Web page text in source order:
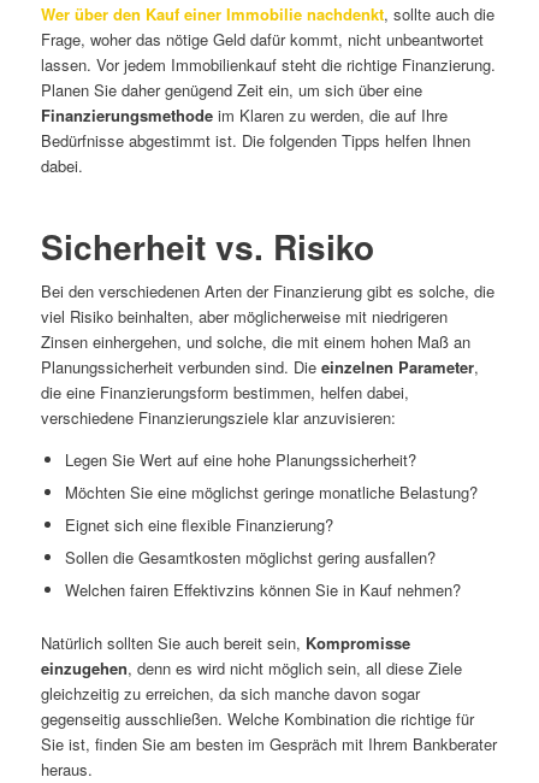
Wer über den Kauf einer Immobilie nachdenkt, sollte auch die
Frage, woher das nötige Geld dafür kommt, nicht unbeantwortet
lassen. Vor jedem Immobilienkauf steht die richtige Finanzierung.
Planen Sie daher genügend Zeit ein, um sich über eine
Finanzierungsmethodeim Klaren zu werden, die auf Ihre
Bedürfnisse abgestimmt ist. Die folgenden Tipps helfen Ihnen
dabei.
Sicherheit vs. Risiko
Bei den verschiedenen Arten der Finanzierung gibt es solche, die
viel Risiko beinhalten, aber möglicherweise mit niedrigeren
Zinsen einhergehen, und solche, die mit einem hohen Maß an
Planungssicherheit verbunden sind. Die einzelnen Parameter,
die eine Finanzierungsform bestimmen, helfen dabei,
verschiedene Finanzierungsziele klar anzuvisieren:
Legen Sie Wert auf eine hohe Planungssicherheit?
Möchten Sie eine möglichst geringe monatliche Belastung?
Eignet sich eine flexible Finanzierung?
Sollen die Gesamtkosten möglichst gering ausfallen?
Welchen fairen Effektivzins können Sie in Kauf nehmen?
Natürlich sollten Sie auch bereit sein, Kompromisse
einzugehen, denn es wird nicht möglich sein, all diese Ziele
gleichzeitig zu erreichen, da sich manche davon sogar
gegenseitig ausschließen. Welche Kombination die richtige für
Sie ist, finden Sie am besten im Gespräch mit Ihrem Bankberater
heraus.